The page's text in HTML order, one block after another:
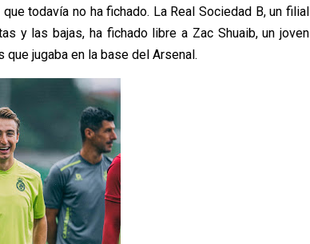
todavía no ha fichado. La Real Sociedad B, un filial
y las bajas, ha fichado libre a Zac Shuaib, un joven
jugaba en la base del Arsenal.